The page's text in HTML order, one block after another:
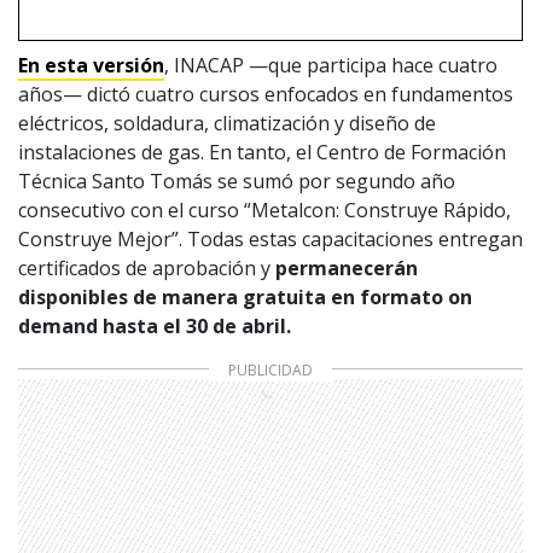
En esta versión, INACAP —que participa hace cuatro
años— dictó cuatro cursos enfocados en fundamentos
eléctricos, soldadura, climatización y diseño de
instalaciones de gas. En tanto, el Centro de Formación
Técnica Santo Tomás se sumó por segundo año
consecutivo con el curso “Metalcon: Construye Rápido,
Construye Mejor”. Todas estas capacitaciones entregan
certificados de aprobación y permanecerán
disponibles de manera gratuita en formato on
demand hasta el 30 de abril.